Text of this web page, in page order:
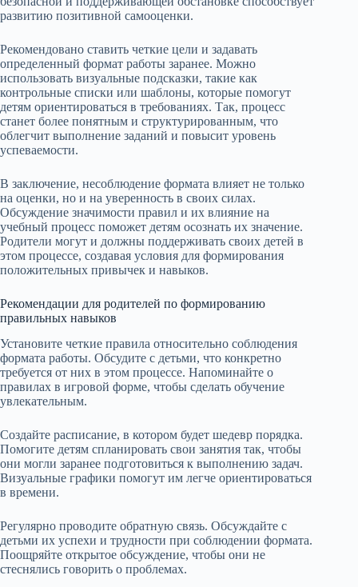
развитию позитивной самооценки.
Рекомендовано ставить четкие цели и задавать
определенный формат работы заранее. Можно
использовать визуальные подсказки, такие как
контрольные списки или шаблоны, которые помогут
детям ориентироваться в требованиях. Так, процесс
станет более понятным и структурированным, что
облегчит выполнение заданий и повысит уровень
успеваемости.
В заключение, несоблюдение формата влияет не только
на оценки, но и на уверенность в своих силах.
Обсуждение значимости правил и их влияние на
учебный процесс поможет детям осознать их значение.
Родители могут и должны поддерживать своих детей в
этом процессе, создавая условия для формирования
положительных привычек и навыков.
Рекомендации для родителей по формированию
правильных навыков
Установите четкие правила относительно соблюдения
формата работы. Обсудите с детьми, что конкретно
требуется от них в этом процессе. Напоминайте о
правилах в игровой форме, чтобы сделать обучение
увлекательным.
Создайте расписание, в котором будет шедевр порядка.
Помогите детям спланировать свои занятия так, чтобы
они могли заранее подготовиться к выполнению задач.
Визуальные графики помогут им легче ориентироваться
в времени.
Регулярно проводите обратную связь. Обсуждайте с
детьми их успехи и трудности при соблюдении формата.
Поощряйте открытое обсуждение, чтобы они не
стеснялись говорить о проблемах.